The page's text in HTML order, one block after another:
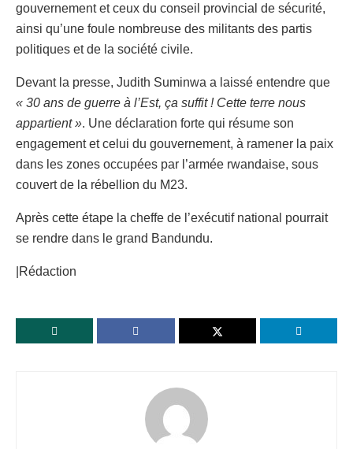
gouvernement et ceux du conseil provincial de sécurité,
ainsi qu’une foule nombreuse des militants des partis
politiques et de la société civile.
Devant la presse, Judith Suminwa a laissé entendre que
« 30 ans de guerre à l’Est, ça suffit ! Cette terre nous
appartient ». Une déclaration forte qui résume son
engagement et celui du gouvernement, à ramener la paix
dans les zones occupées par l’armée rwandaise, sous
couvert de la rébellion du M23.
Après cette étape la cheffe de l’exécutif national pourrait
se rendre dans le grand Bandundu.
|Rédaction